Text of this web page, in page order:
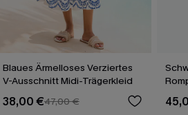
Blaues Ärmelloses Verziertes
V-Ausschnitt Midi-Trägerkleid
38,00 €47,00 €